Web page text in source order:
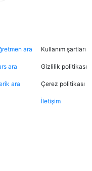
ara
ara
ara
Kullanım şartları
Gizlilik politikası
Çerez politikası
İletişim